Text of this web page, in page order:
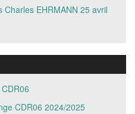
Charles EHRMANN 25 avril
CDR06 2024/2025